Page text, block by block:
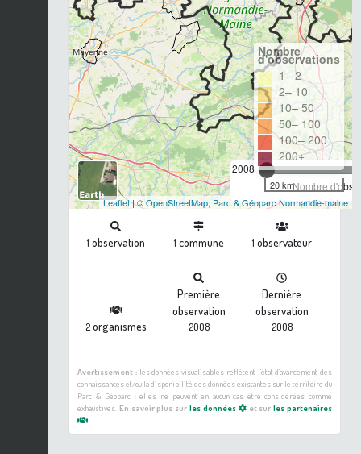
2008
Nombre
Nombre
d'observations
1– 2
2– 10
10– 50
50– 100
100– 200
200+
20 km
Leaflet| ©OpenStreetMap, Parc & Géoparc Normandie-maine
1 observation 1 commune 1 observateur
2organismes
Première
observation
2008
Dernière
observation
2008
Avertissement :les données visualisables reflètent l'état d'avancement des
connaissances et/ou la disponibilité des données existantes sur le territoire du
Parc & Géoparc : elles ne peuvent en aucun cas être considérées comme
exhaustives. En savoir plus sur les données et surles partenaires